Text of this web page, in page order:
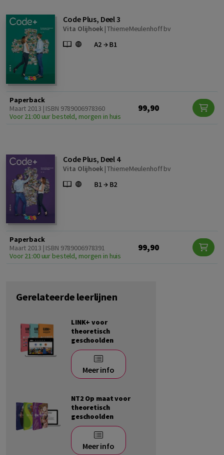
Code Plus, Deel 3
Vita Olijhoek|ThiemeMeulenhoff bv
Paperback
Maart 2013 | ISBN 9789006978360
Voor 21:00 uur besteld, morgen in huis
99,90
Code Plus, Deel 4
Vita Olijhoek|ThiemeMeulenhoff bv
Paperback
Maart 2013 | ISBN 9789006978391
Voor 21:00 uur besteld, morgen in huis
99,90
Gerelateerde leerlijnen
LINK+ voor
theoretisch
geschoolden
Meer info
NT2 Op maat voor
theoretisch
geschoolden
Meer info